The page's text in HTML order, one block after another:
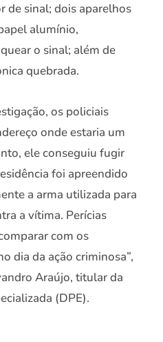
de sinal; dois aparelhos
alumínio,
o sinal; além de
quebrada.
os policiais
onde estaria um
ele conseguiu fugir
foi apreendido
a arma utilizada para
a vítima. Perícias
com os
dia da ação criminosa”,
Araújo, titular da
(DPE).